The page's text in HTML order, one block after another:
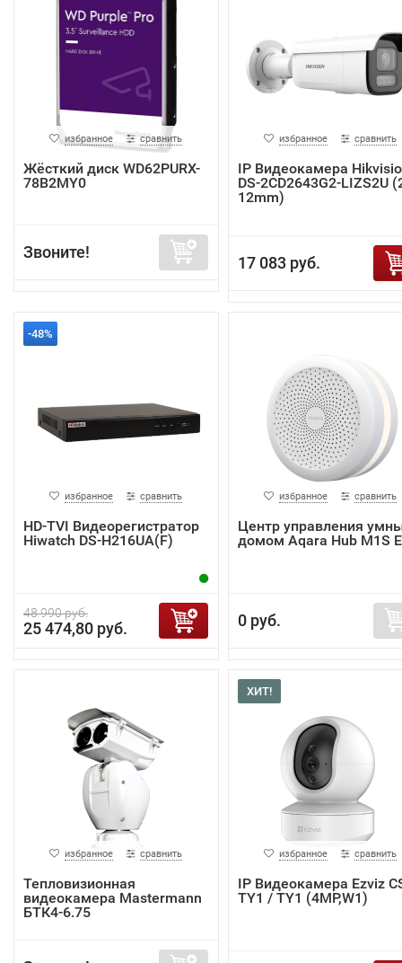
избранное сравнить
Жёсткий диск WD62PURX-
78B2MY0
Звоните!
избранное сравнить
IP Видеокамера
DS-2CD2643G2-LIZS2U
12mm)
17 083 руб.
-48%
избранное сравнить
HD-TVI Видеорегистратор
Hiwatch DS-H216UA(F)
48 990 руб.
25 474,80 руб.
избранное сравнить
Центр управления
домом Aqara Hub M1S
0 руб.
избранное сравнить
Тепловизионная
видеокамера Mastermann
БТК4-6.75
ХИТ!
избранное сравнить
IP Видеокамера Ezviz
TY1 / TY1 (4MP,W1)